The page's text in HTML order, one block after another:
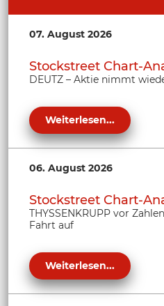
07. August 2026
Stockstreet Chart-
DEUTZ – Aktie nimmt
Weiterlesen...
06. August 2026
Stockstreet Chart-
THYSSENKRUPP vor
Fahrt auf
Weiterlesen...